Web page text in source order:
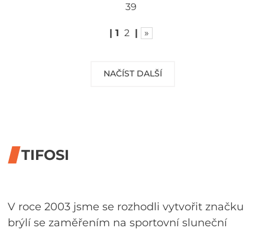
NAČÍST DALŠÍ
39
| 1 2 | »
TIFOSI
V roce 2003 jsme se rozhodli vytvořit značku
brýlí se zaměřením na sportovní sluneční